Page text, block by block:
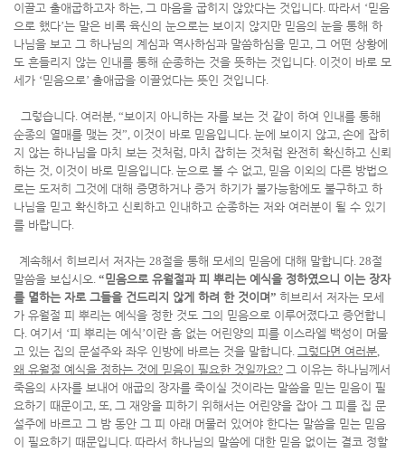
이끌고 출애굽하고자 하는, 그 마음을 굽히지 않았다는 것입니다. 따라서 ‘믿음
으로 했다’는 말은 비록 육신의 눈으로는 보이지 않지만 믿음의 눈을 통해 하
나님을 보고 그 하나님의 계심과 역사하심과 말씀하심을 믿고, 그 어떤 상황에
도 흔들리지 않는 인내를 통해 순종하는 것을 뜻하는 것입니다. 이것이 바로 모
세가 ‘믿음으로’ 출애굽을 이끌었다는 뜻인 것입니다.
그렇습니다. 여러분, “보이지 아니하는 자를 보는 것 같이 하여 인내를 통해
순종의 열매를 맺는 것”, 이것이 바로 믿음입니다. 눈에 보이지 않고, 손에 잡히
지 않는 하나님을 마치 보는 것처럼, 마치 잡히는 것처럼 완전히 확신하고 신뢰
하는 것, 이것이 바로 믿음입니다. 눈으로 볼 수 없고, 믿음 이외의 다른 방법으
로는 도저히 그것에 대해 증명하거나 증거 하기가 불가능함에도 불구하고 하
나님을 믿고 확신하고 신뢰하고 인내하고 순종하는 저와 여러분이 될 수 있기
를 바랍니다.
계속해서 히브리서 저자는 28절을 통해 모세의 믿음에 대해 말합니다. 28절
말씀을 보십시오. “믿음으로 유월절과 피 뿌리는 예식을 정하였으니 이는 장자
를 멸하는 자로 그들을 건드리지 않게 하려 한 것이며” 히브리서 저자는 모세
가 유월절 피 뿌리는 예식을 정한 것도 그의 믿음으로 이루어졌다고 증언합니
다. 여기서 ‘피 뿌리는 예식’이란 흠 없는 어린양의 피를 이스라엘 백성이 머물
고 있는 집의 문설주와 좌우 인방에 바르는 것을 말합니다. 그렇다면 여러분,
왜 유월절 예식을 정하는 것에 믿음이 필요한 것일까요? 그 이유는 하나님께서
죽음의 사자를 보내어 애굽의 장자를 죽이실 것이라는 말씀을 믿는 믿음이 필
요하기 때문이고, 또, 그 재앙을 피하기 위해서는 어린양을 잡아 그 피를 집 문
설주에 바르고 그 밤 동안 그 피 아래 머물러 있어야 한다는 말씀을 믿는 믿음
이 필요하기 때문입니다. 따라서 하나님의 말씀에 대한 믿음 없이는 결코 정할